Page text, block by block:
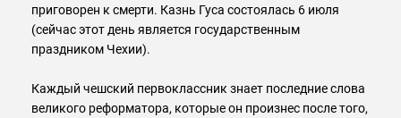
приговорен к смерти. Казнь Гуса состоялась 6 июля
(сейчас этот день является государственным
праздником Чехии).
Каждый чешский первоклассник знает последние слова
великого реформатора, которые он произнес после того,